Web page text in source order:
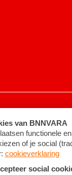
Algemene